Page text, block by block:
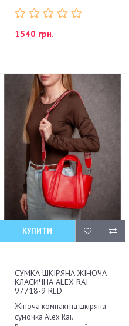
1540 грн.
КУПИТИ
СУМКА ШКІРЯНА ЖІНОЧА
КЛАСИЧНА ALEX RAI
97718-9 RED
Жіноча компактна шкіряна
сумочка Alex Rai.